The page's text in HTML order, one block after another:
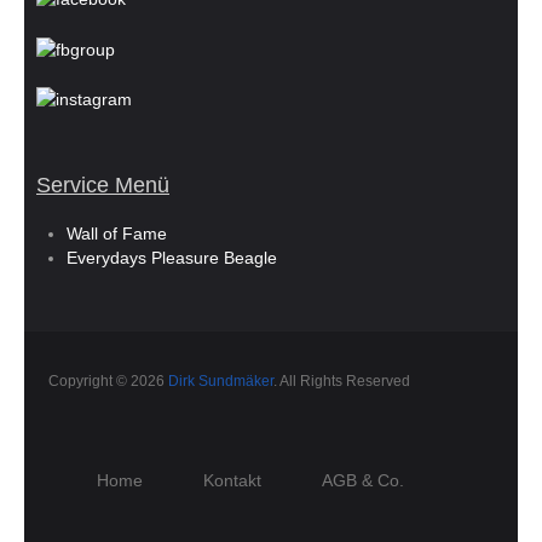
Service Menü
Wall of Fame
Everydays Pleasure Beagle
Copyright © 2026 Dirk Sundmäker. All Rights Reserved
Home Kontakt AGB & Co.